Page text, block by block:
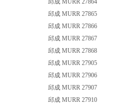
邱成 MURR 27864
邱成 MURR 27865
邱成 MURR 27866
邱成 MURR 27867
邱成 MURR 27868
邱成 MURR 27905
邱成 MURR 27906
邱成 MURR 27907
邱成 MURR 27910